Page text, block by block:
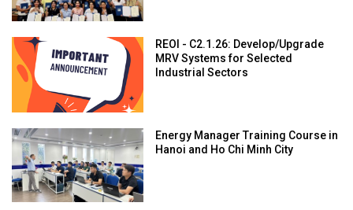
REOI - C2.1.26: Develop/Upgrade
MRV Systems for Selected
Industrial Sectors
Energy Manager Training Course in
Hanoi and Ho Chi Minh City